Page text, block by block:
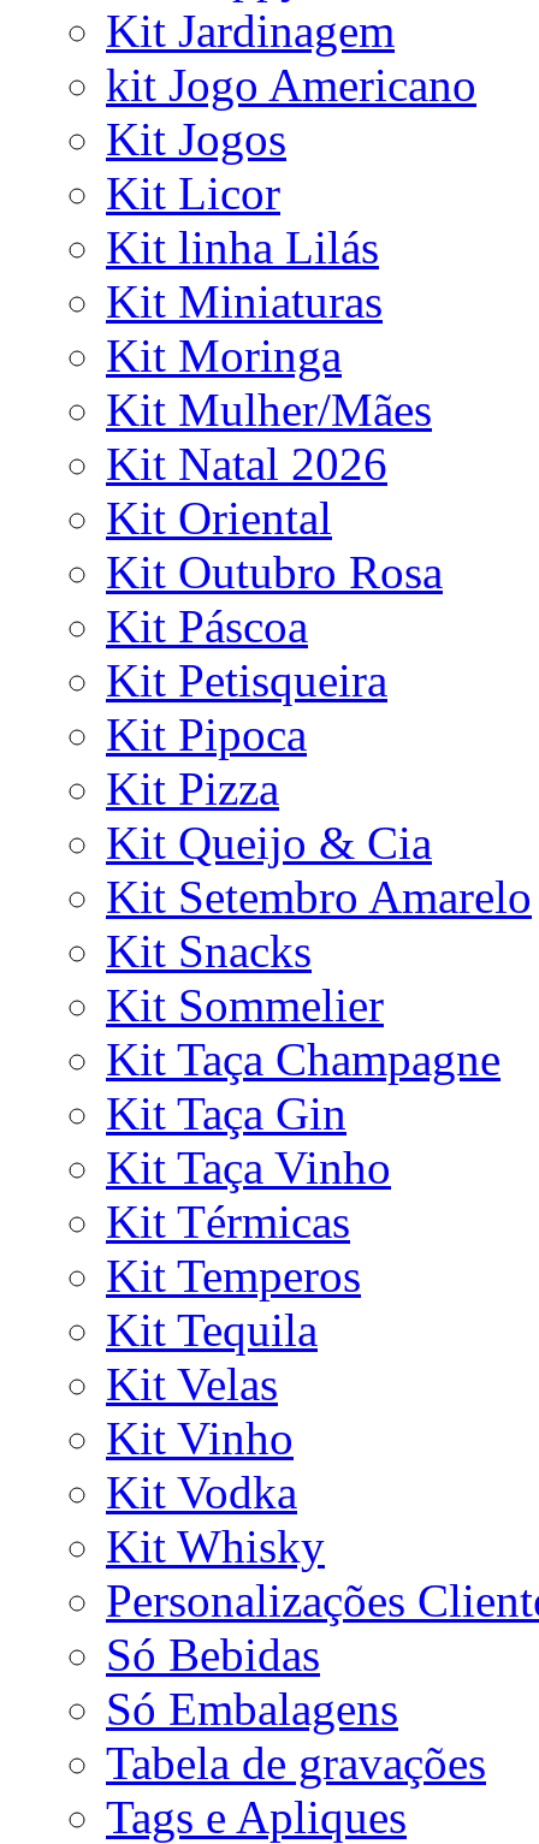
Kit Jardinagem
kit Jogo Americano
Kit Jogos
Kit Licor
Kit linha Lilás
Kit Miniaturas
Kit Moringa
Kit Mulher/Mães
Kit Natal 2026
Kit Oriental
Kit Outubro Rosa
Kit Páscoa
Kit Petisqueira
Kit Pipoca
Kit Pizza
Kit Queijo & Cia
Kit Setembro Amarelo
Kit Snacks
Kit Sommelier
Kit Taça Champagne
Kit Taça Gin
Kit Taça Vinho
Kit Térmicas
Kit Temperos
Kit Tequila
Kit Velas
Kit Vinho
Kit Vodka
Kit Whisky
Personalizações
Só Bebidas
Só Embalagens
Tabela de gravações
Tags e Apliques